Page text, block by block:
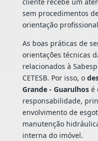
sem procedimentos
orientação
As boas práticas de
orientações técnicas
relacionados à
CETESB. Por isso, o
Grande - Guarulhosé
responsabilidade,
envolvimento de
manutenção
interna do imóvel.